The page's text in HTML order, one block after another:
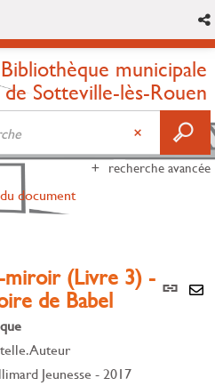
Bibliothèque municipale
de Sotteville-lès-Rouen
recherche avancée
document
Lien
miroir (Livre 3) -
de Babel
Auteur
Jeunesse - 2017